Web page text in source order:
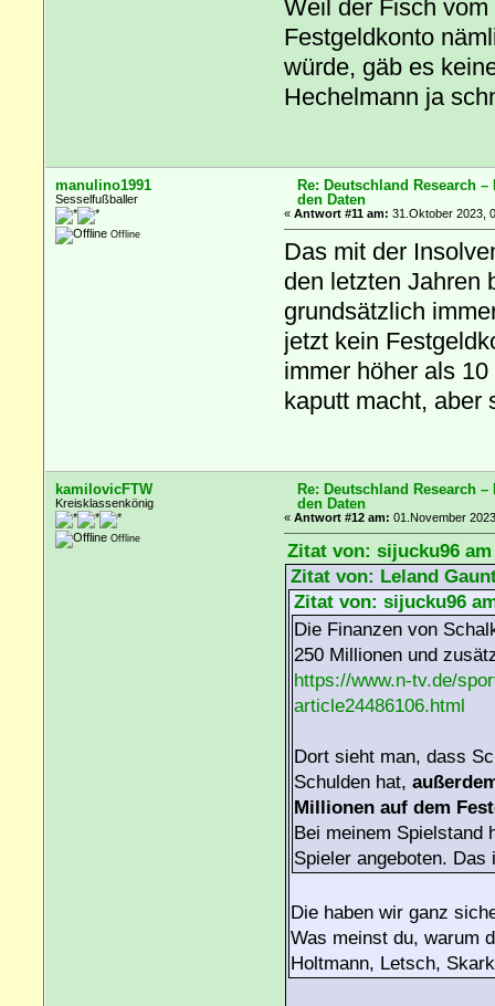
Weil der Fisch
Festgeldkonto
würde, gäb es
Hechelmann ja
manulino1991
Sesselfußballer
Offline
Re: Deutschland Research –
den Daten
« Antwort #11 am: 31.Oktober 2023,
Das mit der
den letzten Jahren
grundsätzlich
jetzt kein
immer höher als
kaputt macht, aber
kamilovicFTW
Kreisklassenkönig
Offline
Re: Deutschland Research –
den Daten
« Antwort #12 am: 01.November
Zitat von: sijucku96 am
Zitat von: Leland
Zitat von: sijucku96
Die Finanzen von
250 Millionen und
https://www.n-tv.de/
article24486106.html
Dort sieht man, dass
Schulden hat,
Millionen auf dem
Bei meinem Spielstand
Spieler angeboten.
Die haben wir ganz
Was meinst du, warum
Holtmann, Letsch,